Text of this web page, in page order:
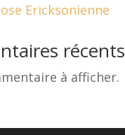
Ericksonienne
récents
à afficher.